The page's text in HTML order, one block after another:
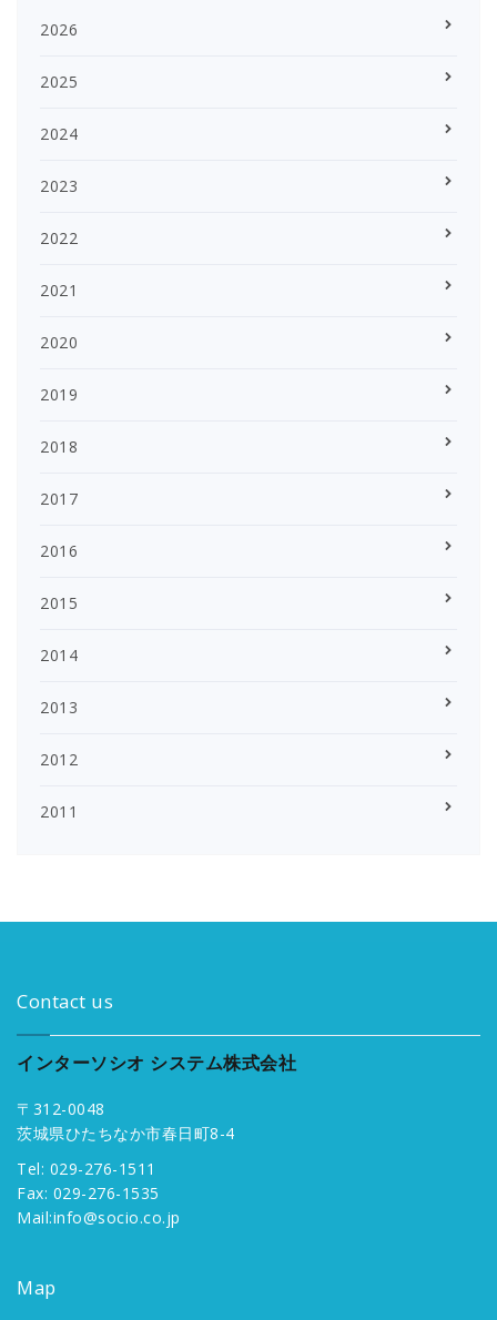
2026
2025
2024
2023
2022
2021
2020
2019
2018
2017
2016
2015
2014
2013
2012
2011
Contact us
インターソシオ システム株式会社
〒312-0048
茨城県ひたちなか市春日町8-4
Tel: 029-276-1511
Fax: 029-276-1535
Mail:info@socio.co.jp
Map